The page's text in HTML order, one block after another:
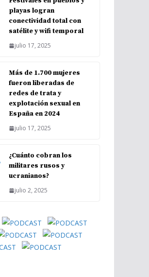
playas logran
conectividad total con
satélite y wifi temporal
julio 17, 2025
Más de 1.700 mujeres
fueron liberadas de
redes de trata y
explotación sexual en
España en 2024
julio 17, 2025
¿Cuánto cobran los
militares rusos y
ucranianos?
julio 2, 2025